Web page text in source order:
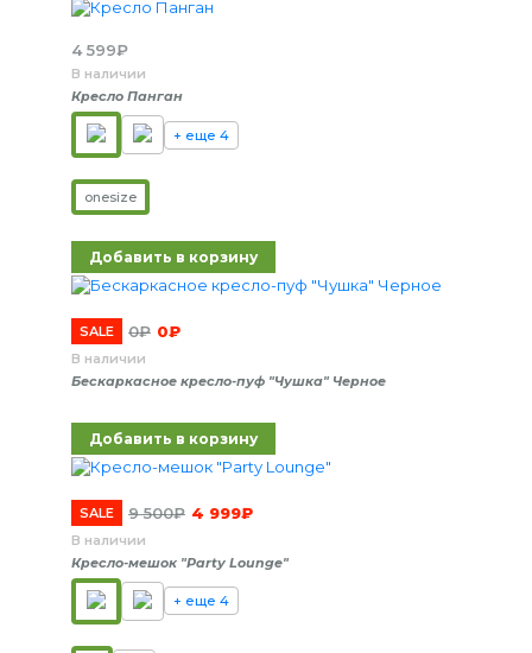
4 599₽
В наличии
Кресло Панган
+ еще 4
onesize
Добавить в корзину
SALE 0₽ 0₽
В наличии
Бескаркасное кресло-пуф "Чушка" Черное
Добавить в корзину
SALE 9 500₽ 4 999₽
В наличии
Кресло-мешок "Party Lounge"
+ еще 4